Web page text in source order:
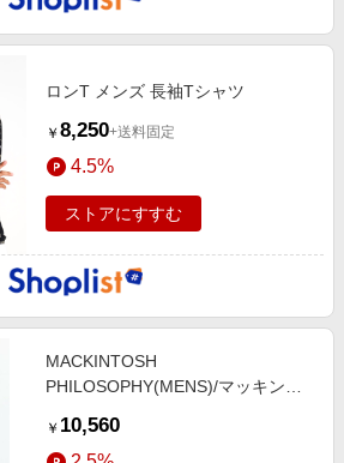
ロンT メンズ 長袖Tシャツ
￥ 8,250+送料固定
4.5%
ストアにすすむ
MACKINTOSH
PHILOSOPHY(MENS)/マッキント
キンガムベア バスク天竺 ワイドリ
￥ 10,560